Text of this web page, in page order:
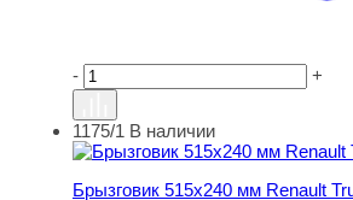
- +
Брызговик 515х240 мм Renault
1175/1 В наличии
Брызговик 515х240 мм Renault